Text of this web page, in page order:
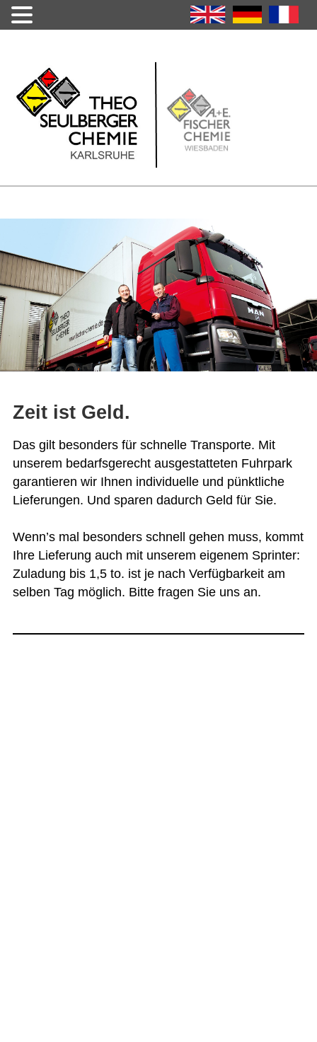
Zeit ist Geld.
Das gilt besonders für schnelle Transporte. Mit
unserem bedarfsgerecht ausgestatteten Fuhrpark
garantieren wir Ihnen individuelle und pünktliche
Lieferungen. Und sparen dadurch Geld für Sie.
Wenn’s mal besonders schnell gehen muss, kommt
Ihre Lieferung auch mit unserem eigenem Sprinter:
Zuladung bis 1,5 to. ist je nach Verfügbarkeit am
selben Tag möglich. Bitte fragen Sie uns an.